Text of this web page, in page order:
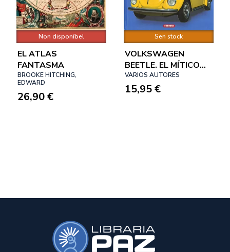
Non disponíbel
EL ATLAS
FANTASMA
BROOKE HITCHING,
EDWARD
26,90 €
Sen stock
VOLKSWAGEN
BEETLE. EL MÍTICO
ESCARABAJO
VARIOS AUTORES
15,95 €